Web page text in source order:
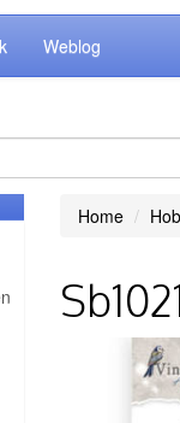
Weblog
Home